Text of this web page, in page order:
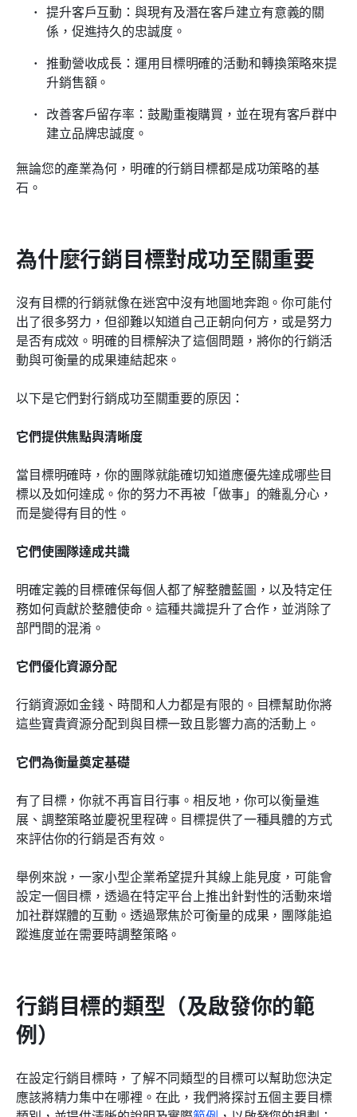
提升客戶互動：與現有及潛在客戶建立有意義的關
係，促進持久的忠誠度。
推動營收成長：運用目標明確的活動和轉換策略來提
升銷售額。
改善客戶留存率：鼓勵重複購買，並在現有客戶群中
建立品牌忠誠度。
無論您的產業為何，明確的行銷目標都是成功策略的基
石。
為什麼行銷目標對成功至關重要
沒有目標的行銷就像在迷宮中沒有地圖地奔跑。你可能付
出了很多努力，但卻難以知道自己正朝向何方，或是努力
是否有成效。明確的目標解決了這個問題，將你的行銷活
動與可衡量的成果連結起來。
以下是它們對行銷成功至關重要的原因：
它們提供焦點與清晰度
當目標明確時，你的團隊就能確切知道應優先達成哪些目
標以及如何達成。你的努力不再被「做事」的雜亂分心，
而是變得有目的性。
它們使團隊達成共識
明確定義的目標確保每個人都了解整體藍圖，以及特定任
務如何貢獻於整體使命。這種共識提升了合作，並消除了
部門間的混淆。
它們優化資源分配
行銷資源如金錢、時間和人力都是有限的。目標幫助你將
這些寶貴資源分配到與目標一致且影響力高的活動上。
它們為衡量奠定基礎
有了目標，你就不再盲目行事。相反地，你可以衡量進
展、調整策略並慶祝里程碑。目標提供了一種具體的方式
來評估你的行銷是否有效。
舉例來說，一家小型企業希望提升其線上能見度，可能會
設定一個目標，透過在特定平台上推出針對性的活動來增
加社群媒體的互動。透過聚焦於可衡量的成果，團隊能追
蹤進度並在需要時調整策略。
行銷目標的類型（及啟發你的範
例）
在設定行銷目標時，了解不同類型的目標可以幫助您決定
應該將精力集中在哪裡。在此，我們將探討五個主要目標